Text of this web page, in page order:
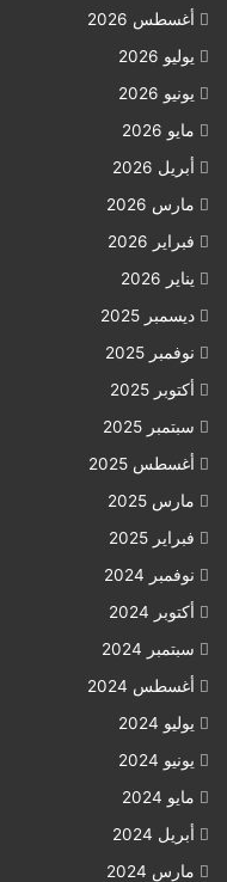
أغسطس 2026
يوليو 2026
يونيو 2026
مايو 2026
أبريل 2026
مارس 2026
فبراير 2026
يناير 2026
ديسمبر 2025
نوفمبر 2025
أكتوبر 2025
سبتمبر 2025
أغسطس 2025
مارس 2025
فبراير 2025
نوفمبر 2024
أكتوبر 2024
سبتمبر 2024
أغسطس 2024
يوليو 2024
يونيو 2024
مايو 2024
أبريل 2024
مارس 2024